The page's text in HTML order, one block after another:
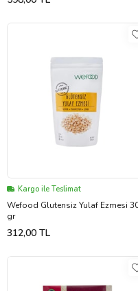
Kargo ile Teslimat
Wefood Glutensiz Yulaf Ezmesi
gr
312,00 TL